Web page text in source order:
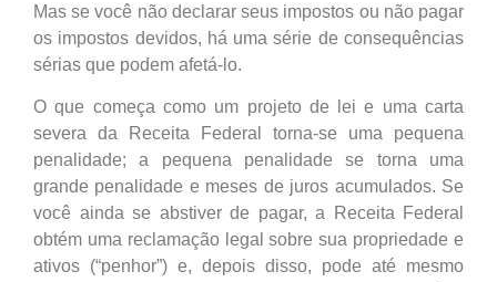
Mas se você não declarar seus impostos ou não pagar
os impostos devidos, há uma série de consequências
sérias que podem afetá-lo.
O que começa como um projeto de lei e uma carta
severa da Receita Federal torna-se uma pequena
penalidade; a pequena penalidade se torna uma
grande penalidade e meses de juros acumulados. Se
você ainda se abstiver de pagar, a Receita Federal
obtém uma reclamação legal sobre sua propriedade e
ativos (“penhor”) e, depois disso, pode até mesmo